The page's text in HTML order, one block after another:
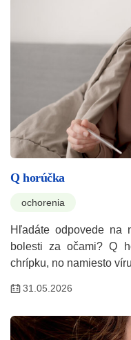
Q horúčka
ochorenia
Hľadáte odpovede na
bolesti za očami? Q
chrípku, no namiesto
31.05.2026